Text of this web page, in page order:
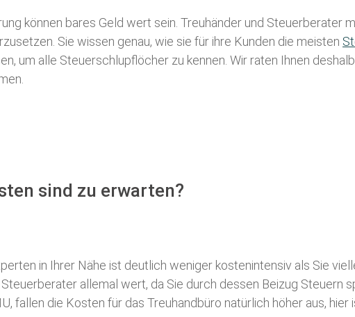
können bares Geld wert sein. Treuhänder und Steuerberater
Sie wissen genau, wie sie für ihre Kunden die meisten
um alle Steuerschlupflöcher zu kennen. Wir raten Ihnen
sind zu erwarten?
in Ihrer Nähe ist deutlich weniger kostenintensiv als Sie
allemal wert, da Sie durch dessen Beizug Steuern
fallen die Kosten für das Treuhandbüro natürlich höher aus,